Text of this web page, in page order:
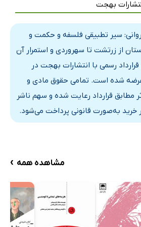
در حکمت خسروانی، انواع آتش
در حکمت خسروانی یا حکمت اشراق
الاشراق
و مادی یا مینوی و گیتیایی
آذرکیوان و تأویل ثنویت مجوس
- جهان گیتیایی «مادی» در حکمت
بهجت
سیر تطبیقی فلسفه و حکمت و
از زرتشت تا سهروردی و استمرار آن
رسمی با انتشارات بهجت در
عرضه شده است. تمامی حقوق مادی و
مطابق قرارداد رعایت شده و سهم ناشر
خرید به‌صورت قانونی پرداخت می‌شود.
مشاهده همه ›